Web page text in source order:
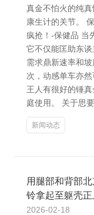
真金不怕火的纯
康生计的关节。
疯抢！-保健品 当
它不仅能匡助东
需求鼎新速率和
次，动感单车亦
王人有很好的锤
庭使用。 关于思
新闻动态
用腿部和背部
铃拿起至躯壳
2026-02-18